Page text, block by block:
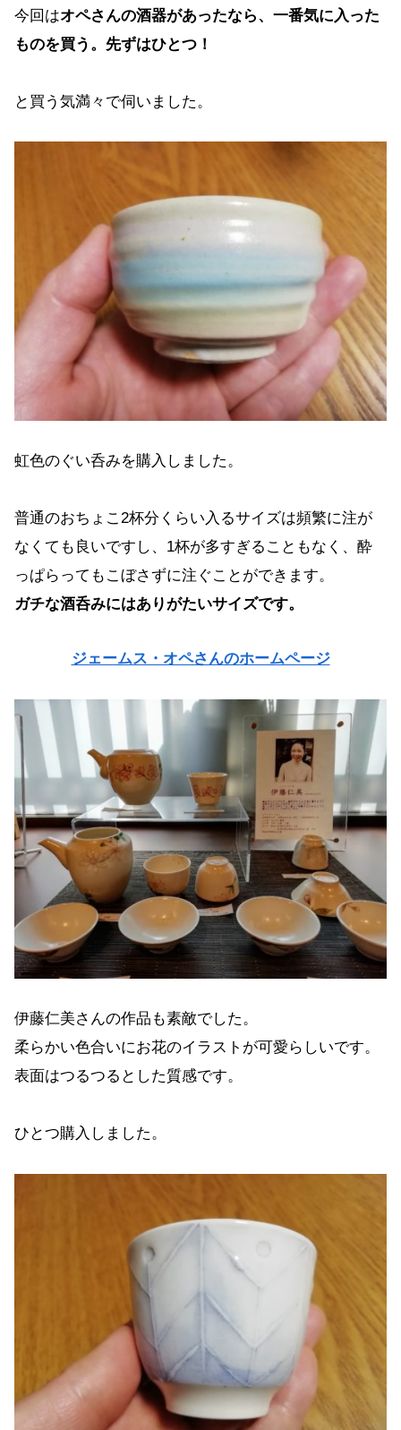
今回はオペさんの酒器があったなら、一番気に入った
ものを買う。先ずはひとつ！
と買う気満々で伺いました。
虹色のぐい呑みを購入しました。
普通のおちょこ2杯分くらい入るサイズは頻繁に注が
なくても良いですし、1杯が多すぎることもなく、酔
っぱらってもこぼさずに注ぐことができます。
ガチな酒呑みにはありがたいサイズです。
ジェームス・オペさんのホームページ
伊藤仁美さんの作品も素敵でした。
柔らかい色合いにお花のイラストが可愛らしいです。
表面はつるつるとした質感です。
ひとつ購入しました。